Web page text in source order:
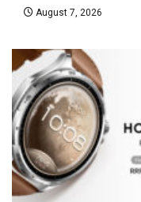
August 7, 2026